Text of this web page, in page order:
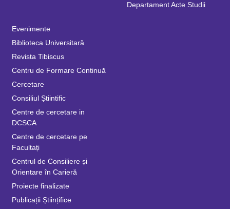
Departament Acte Studii
Evenimente
Biblioteca Universitară
Revista Tibiscus
Centru de Formare Continuă
Cercetare
Consiliul Știintific
Centre de cercetare in
DCSCA
Centre de cercetare pe
Facultați
Centrul de Consiliere și
Orientare în Carieră
Proiecte finalizate
Publicații Științifice